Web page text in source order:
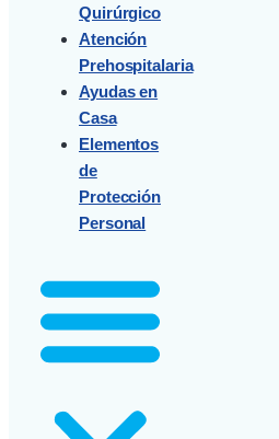
Quirúrgico
Atención
Prehospitalaria
Ayudas en
Casa
Elementos
de
Protección
Personal